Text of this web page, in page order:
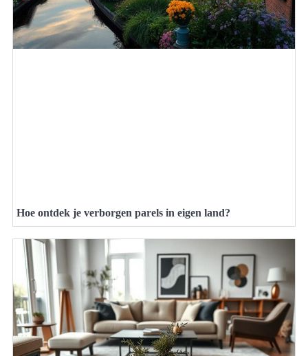
Hoe ontdek je verborgen parels in eigen land?